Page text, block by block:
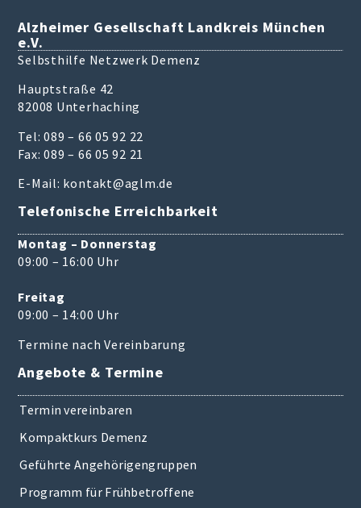
Alzheimer Gesellschaft Landkreis München
e.V.
Selbsthilfe Netzwerk Demenz
Hauptstraße 42
82008 Unterhaching
Tel: 089 – 66 05 92 22
Fax: 089 – 66 05 92 21
E-Mail: kontakt@aglm.de
Telefonische Erreichbarkeit
Montag – Donnerstag
09:00 – 16:00 Uhr
Freitag
09:00 – 14:00 Uhr
Termine nach Vereinbarung
Angebote & Termine
Termin vereinbaren
Kompaktkurs Demenz
Geführte Angehörigengruppen
Programm für Frühbetroffene